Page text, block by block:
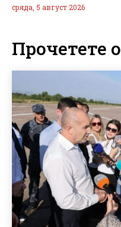
сряда, 5 август 2026
Прочетете